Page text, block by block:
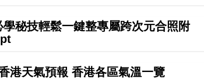
秘技輕鬆一鍵整專屬跨次元合照附
港天氣預報 香港各區氣溫一覽